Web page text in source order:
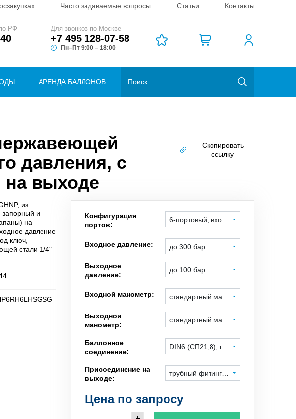
Часто задаваемые вопросы Статьи Контакты
РФ Для звонков по Москве
+7 495 128-07-58
Пн–Пт 9:00 – 18:00
АРЕНДА БАЛЛОНОВ
давления, с
выходе
Скопировать
ссылку
из
запорный и
на
давление
ключ,
стали 1/4"
Конфигурация
портов:
Входное давление: до 300 бар
Выходное
давление:
до 100 бар
Входной манометр:
Выходной
манометр:
Баллонное
соединение:
Присоединение на
выходе:
Цена по запросу